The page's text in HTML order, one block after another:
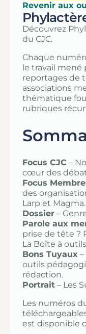
Revenir aux
Découvrez
du CJC.
Chaque
le travail mené
reportages de
associations
thématique
rubriques
Focus CJC –
cœur des
Focus
des
Larp et Magma.
Dossier –
Parole aux
prise de tête ?
La Boîte à
Bons Tuyaux
outils
rédaction.
Portrait – Les
Les numéros
est disponible